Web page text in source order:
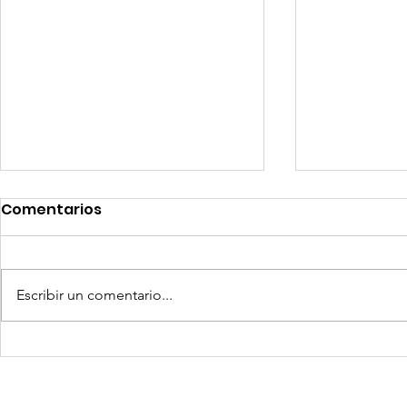
Competencia si: pero en
Comentarios
Escribir un comentario...